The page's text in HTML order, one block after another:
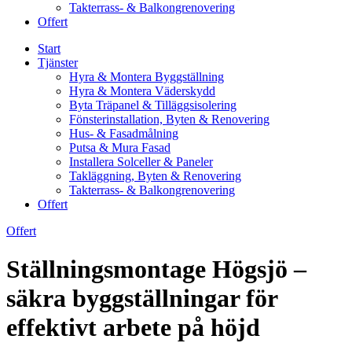
Takterrass- & Balkongrenovering
Offert
Start
Tjänster
Hyra & Montera Byggställning
Hyra & Montera Väderskydd
Byta Träpanel & Tilläggsisolering
Fönsterinstallation, Byten & Renovering
Hus- & Fasadmålning
Putsa & Mura Fasad
Installera Solceller & Paneler
Takläggning, Byten & Renovering
Takterrass- & Balkongrenovering
Offert
Offert
Ställningsmontage Högsjö –
säkra byggställningar för
effektivt arbete på höjd